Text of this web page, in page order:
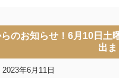
のお知らせ！6月10日土
出ま
2023年6月11日